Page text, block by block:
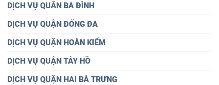
DỊCH VỤ QUÂN BA ĐÌNH
DỊCH VỤ QUẬN ĐỐNG ĐA
DỊCH VỤ QUẬN HOÀN KIẾM
DỊCH VỤ QUẬN TÂY HỒ
DỊCH VỤ QUẬN HAI BÀ TRƯNG